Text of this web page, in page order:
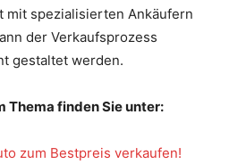
mit spezialisierten Ankäufern
der Verkaufsprozess
gestaltet werden.
Thema finden Sie unter:
zum Bestpreis verkaufen!